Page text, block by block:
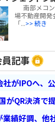
南部メコ
場不動産開発
「...>> 続き
記事
社がIPOへ、
がQR決済で
績好調、他